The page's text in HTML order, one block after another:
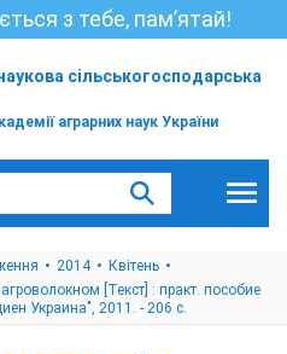
з тебе, пам’ятай!
сільськогосподарська
аграрних наук України
2014
Квітень
[Текст] : практ. пособие
Украина", 2011. - 206 с.